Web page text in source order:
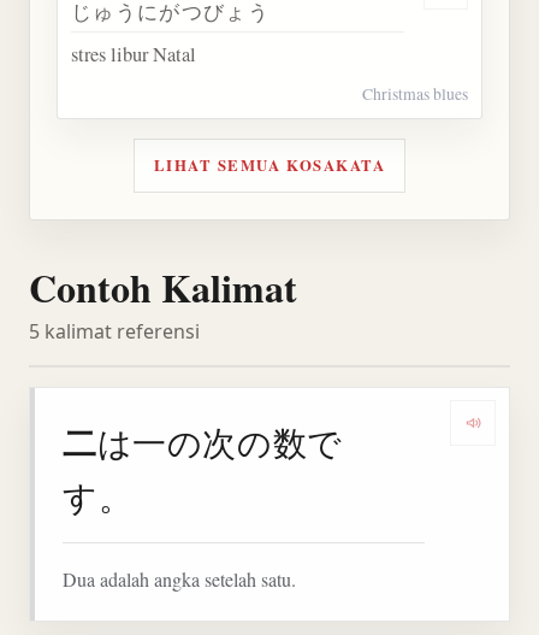
じゅうにがつびょう
stres libur Natal
Christmas blues
LIHAT SEMUA KOSAKATA
Contoh Kalimat
5 kalimat referensi
二は一の次の数で
す。
Dua adalah angka setelah satu.